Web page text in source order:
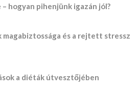
hogyan pihenjünk igazán jól?
és a rejtett stressz
a diéták útvesztőjében